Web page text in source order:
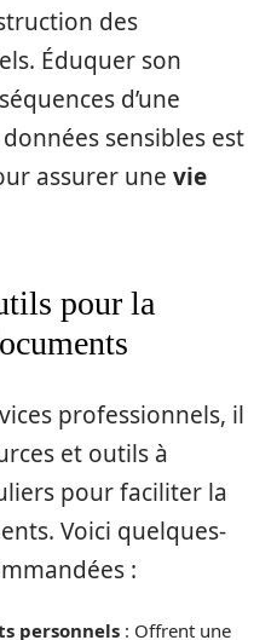
des
Éduquer son
d’une
sensibles est
assurer une vie
pour la
professionnels, il
et outils à
pour faciliter la
Voici quelques-
:
personnels : Offrent une